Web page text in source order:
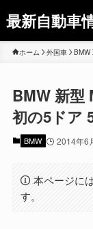
最新自動車
ホーム 外国車 BMW
BMW 新型
初の5ドア
BMW 2014年6
本ページに
す。